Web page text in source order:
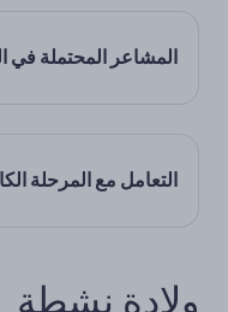
المشاعر المحتملة في
التعامل مع المرحلة
ولادة نشطة